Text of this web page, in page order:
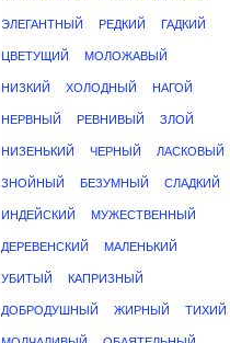
ЭЛЕГАНТНЫЙ РЕДКИЙ ГАДКИЙ
ЦВЕТУЩИЙ МОЛОЖАВЫЙ
НИЗКИЙ ХОЛОДНЫЙ НАГОЙ
НЕРВНЫЙ РЕВНИВЫЙ ЗЛОЙ
НИЗЕНЬКИЙ ЧЕРНЫЙ ЛАСКОВЫЙ
ЗНОЙНЫЙ БЕЗУМНЫЙ СЛАДКИЙ
ИНДЕЙСКИЙ МУЖЕСТВЕННЫЙ
ДЕРЕВЕНСКИЙ МАЛЕНЬКИЙ
УБИТЫЙ КАПРИЗНЫЙ
ДОБРОДУШНЫЙ ЖИРНЫЙ ТИХИЙ